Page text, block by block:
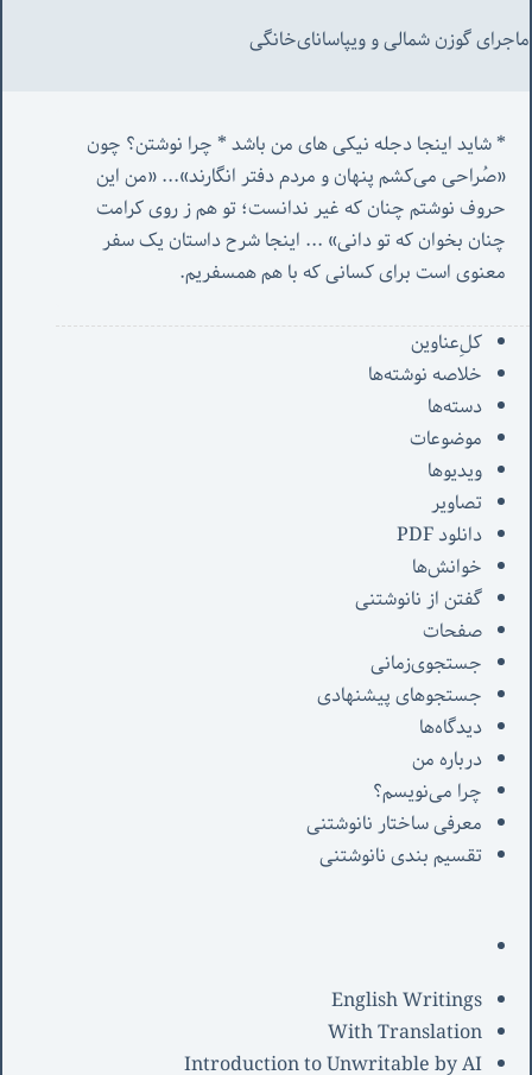
ماجرای گوزن شمالی و‌ ویپاسانای‌خانگی
«صُراحی می‌کشم پنهان‌ و مردم‌ دفتر انگارند»... «
چنان بخوان که تو دانی» ...
معنوی است برای کسانی که با هم همسفریم.
کل‌ِعناوین
خلاصه نوشته‌ها
دسته‌ها
موضوعات
ویدیوها
تصاویر
دانلود PDF
خوانش‌ها
گفتن از نانوشتنی
صفحات
جستجوی‌زمانی
جستجوهای پیشنهادی
دیدگاه‌ها
درباره من
چرا می‌نویسم؟
معرفی‌ ساختار نانوشتنی
تقسیم بندی نانوشتنی
English Writings
With Translation
Introduction to Unwritable by AI